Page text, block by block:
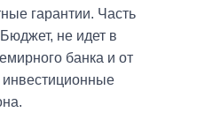
гарантии. Часть
не идет в
банка и от